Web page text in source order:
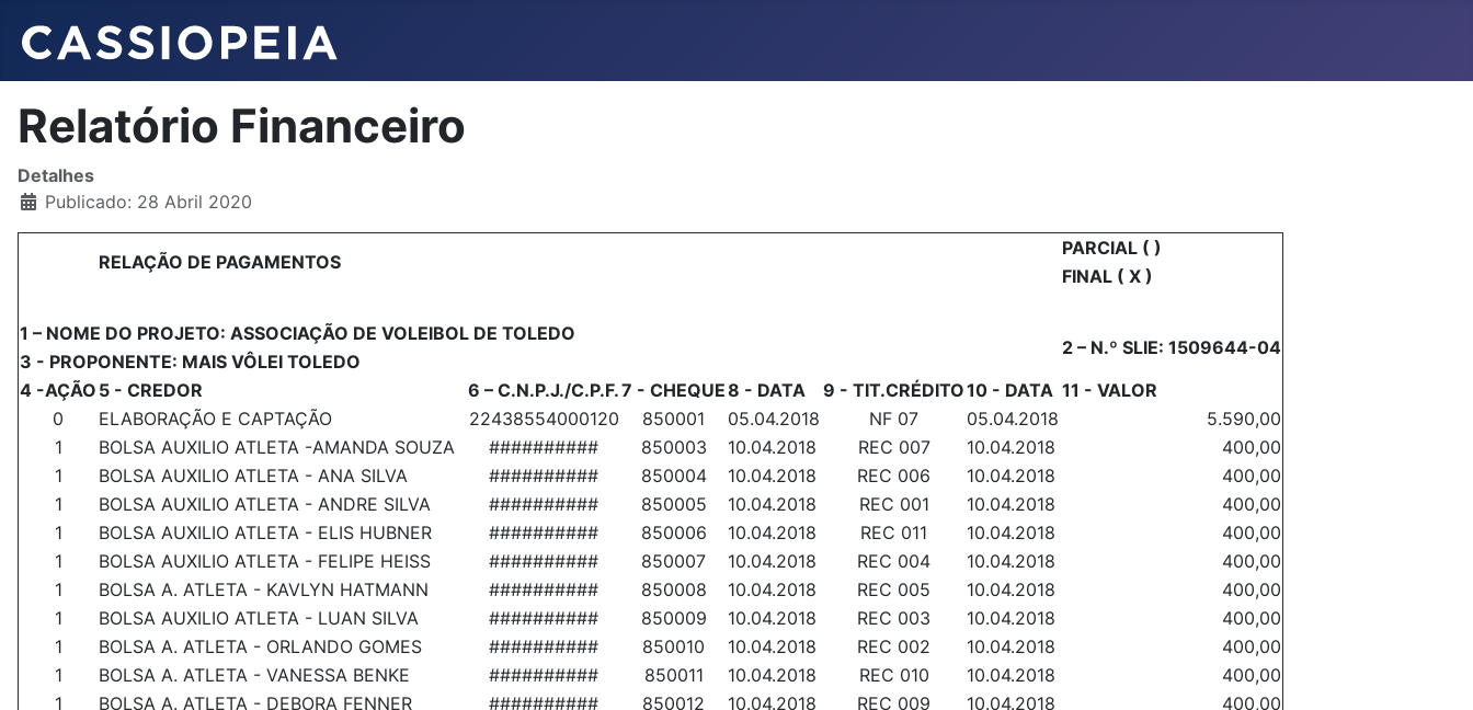
Relatório Financeiro
Detalhes
Publicado: 28 Abril 2020
RELAÇÃO DE PAGAMENTOS
PARCIAL ( )
FINAL ( X )
1 – NOME DO PROJETO: ASSOCIAÇÃO DE VOLEIBOL DE TOLEDO
2 – N.º SLIE: 1509644-04
3 - PROPONENTE: MAIS VÔLEI TOLEDO
4 -AÇÃO 5 - CREDOR 6 – C.N.P.J./C.P.F.7 - CHEQUE8 - DATA 9 - TIT.CRÉDITO10 - DATA 11 - VALOR
0
ELABORAÇÃO E CAPTAÇÃO 22438554000120 850001 05.04.2018 NF 07 05.04.2018
5.590,00
1
BOLSA AUXILIO ATLETA -AMANDA SOUZA ########## 850003 10.04.2018 REC 007 10.04.2018
400,00
1
BOLSA AUXILIO ATLETA - ANA SILVA ########## 850004 10.04.2018 REC 006 10.04.2018
400,00
1
BOLSA AUXILIO ATLETA - ANDRE SILVA ########## 850005 10.04.2018 REC 001 10.04.2018
400,00
1
BOLSA AUXILIO ATLETA - ELIS HUBNER ########## 850006 10.04.2018 REC 011 10.04.2018
400,00
1
BOLSA AUXILIO ATLETA - FELIPE HEISS ########## 850007 10.04.2018 REC 004 10.04.2018
400,00
1
BOLSA A. ATLETA - KAVLYN HATMANN ########## 850008 10.04.2018 REC 005 10.04.2018
400,00
1
BOLSA AUXILIO ATLETA - LUAN SILVA ########## 850009 10.04.2018 REC 003 10.04.2018
400,00
1
BOLSA A. ATLETA - ORLANDO GOMES ########## 850010 10.04.2018 REC 002 10.04.2018
400,00
1
BOLSA A. ATLETA - VANESSA BENKE ########## 850011 10.04.2018 REC 010 10.04.2018
400,00
1
BOLSA A. ATLETA - DEBORA FENNER ########## 850012 10.04.2018 REC 009 10.04.2018
400,00